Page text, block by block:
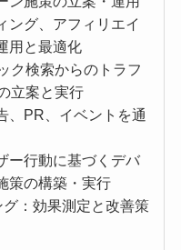
ング、アフィリエイ
用と最適化
ク検索からのトラフ
立案と実行
、PR、イベントを通
ー行動に基づくデバ
策の構築・実行
グ：効果測定と改善策